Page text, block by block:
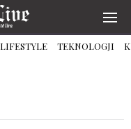
LIFESTYLE TEKNOLOGJI